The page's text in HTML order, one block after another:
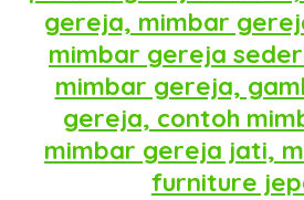
gereja, mimbar
mimbar gereja
mimbar gereja,
gereja, contoh
mimbar gereja jati,
furniture